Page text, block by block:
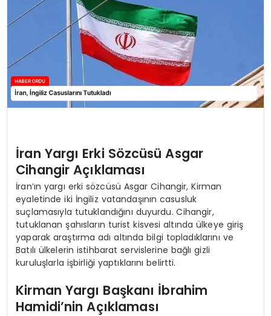
EĞITIM
MAGAZIN
SPOR
İran Yargı Erki Sözcüsü Asgar
Cihangir Açıklaması
İran’ın yargı erki sözcüsü Asgar Cihangir, Kirman
eyaletinde iki İngiliz vatandaşının casusluk
suçlamasıyla tutuklandığını duyurdu. Cihangir,
tutuklanan şahısların turist kisvesi altında ülkeye giriş
yaparak araştırma adı altında bilgi topladıklarını ve
Batılı ülkelerin istihbarat servislerine bağlı gizli
kuruluşlarla işbirliği yaptıklarını belirtti.
Kirman Yargı Başkanı İbrahim
Hamidi’nin Açıklaması